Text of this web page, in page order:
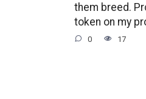
them breed.
token on my
0 17